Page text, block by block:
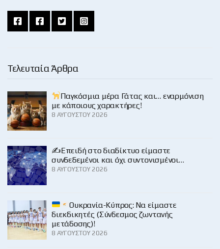
Τελευταία Άρθρα
Παγκόσμια μέρα Γάτας και… εναρμόνιση
με κάποιους χαρακτήρες!
8 ΑΥΓΟΎΣΤΟΥ 2026
✍️Επειδή στο διαδίκτυο είμαστε
συνδεδεμένοι και όχι συντονισμένοι…
8 ΑΥΓΟΎΣΤΟΥ 2026
Ουκρανία-Κύπρος: Να είμαστε
διεκδικητές (Σύνδεσμος ζωντανής
μετάδοσης)!
8 ΑΥΓΟΎΣΤΟΥ 2026